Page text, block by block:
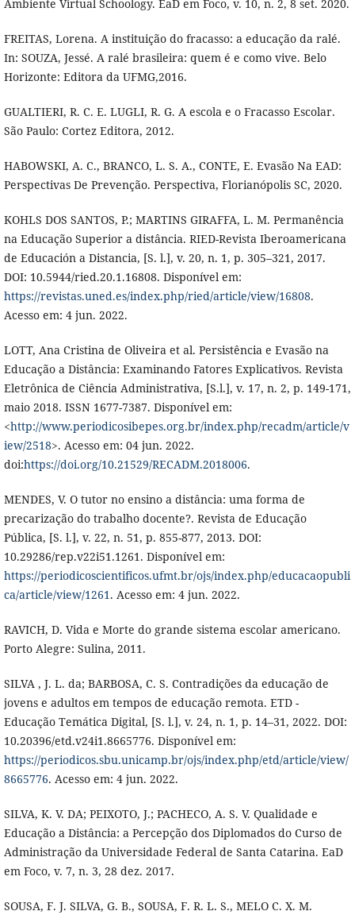
Ambiente Virtual Schoology. EaD em Foco, v. 10, n. 2, 8 set. 2020.
FREITAS, Lorena. A instituição do fracasso: a educação da ralé.
In: SOUZA, Jessé. A ralé brasileira: quem é e como vive. Belo
Horizonte: Editora da UFMG,2016.
GUALTIERI, R. C. E. LUGLI, R. G. A escola e o Fracasso Escolar.
São Paulo: Cortez Editora, 2012.
HABOWSKI, A. C., BRANCO, L. S. A., CONTE, E. Evasão Na EAD:
Perspectivas De Prevenção. Perspectiva, Florianópolis SC, 2020.
KOHLS DOS SANTOS, P.; MARTINS GIRAFFA, L. M. Permanência
na Educação Superior a distância. RIED-Revista Iberoamericana
de Educación a Distancia, [S. l.], v. 20, n. 1, p. 305–321, 2017.
DOI: 10.5944/ried.20.1.16808. Disponível em:
https://revistas.uned.es/index.php/ried/article/view/16808.
Acesso em: 4 jun. 2022.
LOTT, Ana Cristina de Oliveira et al. Persistência e Evasão na
Educação a Distância: Examinando Fatores Explicativos. Revista
Eletrônica de Ciência Administrativa, [S.l.], v. 17, n. 2, p. 149-171,
maio 2018. ISSN 1677-7387. Disponível em:
<http://www.periodicosibepes.org.br/index.php/recadm/article/v
iew/2518>. Acesso em: 04 jun. 2022.
doi:https://doi.org/10.21529/RECADM.2018006.
MENDES, V. O tutor no ensino a distância: uma forma de
precarização do trabalho docente?. Revista de Educação
Pública, [S. l.], v. 22, n. 51, p. 855-877, 2013. DOI:
10.29286/rep.v22i51.1261. Disponível em:
https://periodicoscientificos.ufmt.br/ojs/index.php/educacaopubli
ca/article/view/1261. Acesso em: 4 jun. 2022.
RAVICH, D. Vida e Morte do grande sistema escolar americano.
Porto Alegre: Sulina, 2011.
SILVA , J. L. da; BARBOSA, C. S. Contradições da educação de
jovens e adultos em tempos de educação remota. ETD -
Educação Temática Digital, [S. l.], v. 24, n. 1, p. 14–31, 2022. DOI:
10.20396/etd.v24i1.8665776. Disponível em:
https://periodicos.sbu.unicamp.br/ojs/index.php/etd/article/view/
8665776. Acesso em: 4 jun. 2022.
SILVA, K. V. DA; PEIXOTO, J.; PACHECO, A. S. V. Qualidade e
Educação a Distância: a Percepção dos Diplomados do Curso de
Administração da Universidade Federal de Santa Catarina. EaD
em Foco, v. 7, n. 3, 28 dez. 2017.
SOUSA, F. J. SILVA, G. B., SOUSA, F. R. L. S., MELO C. X. M.